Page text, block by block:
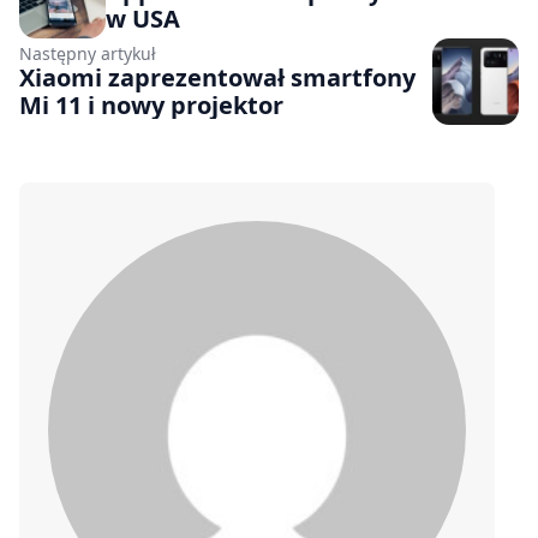
w USA
Następny artykuł
Xiaomi zaprezentował smartfony
Mi 11 i nowy projektor